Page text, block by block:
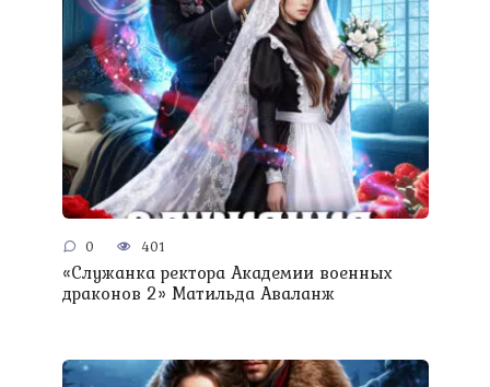
0 401
«Служанка ректора Академии военных
драконов 2» Матильда Аваланж